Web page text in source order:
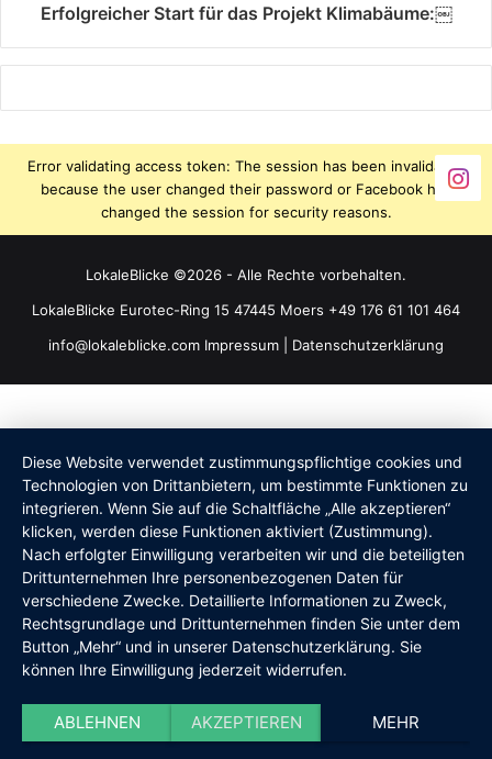
Erfolgreicher Start für das Projekt Klimabäume:￼
Error validating access token: The session has been invalidated
because the user changed their password or Facebook has
changed the session for security reasons.
LokaleBlicke ©2026 - Alle Rechte vorbehalten.
LokaleBlicke Eurotec-Ring 15 47445 Moers +49 176 61 101 464
info@lokaleblicke.com Impressum Datenschutzerklärung
Diese Website verwendet zustimmungspflichtige cookies und
Technologien von Drittanbietern, um bestimmte Funktionen zu
integrieren. Wenn Sie auf die Schaltfläche „Alle akzeptieren“
klicken, werden diese Funktionen aktiviert (Zustimmung).
Nach erfolgter Einwilligung verarbeiten wir und die beteiligten
Drittunternehmen Ihre personenbezogenen Daten für
verschiedene Zwecke. Detaillierte Informationen zu Zweck,
Rechtsgrundlage und Drittunternehmen finden Sie unter dem
Button „Mehr“ und in unserer Datenschutzerklärung. Sie
können Ihre Einwilligung jederzeit widerrufen.
ABLEHNEN AKZEPTIEREN MEHR